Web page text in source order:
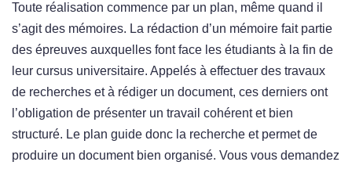
Toute réalisation commence par un plan, même quand il
s’agit des mémoires. La rédaction d’un mémoire fait partie
des épreuves auxquelles font face les étudiants à la fin de
leur cursus universitaire. Appelés à effectuer des travaux
de recherches et à rédiger un document, ces derniers ont
l’obligation de présenter un travail cohérent et bien
structuré. Le plan guide donc la recherche et permet de
produire un document bien organisé. Vous vous demandez